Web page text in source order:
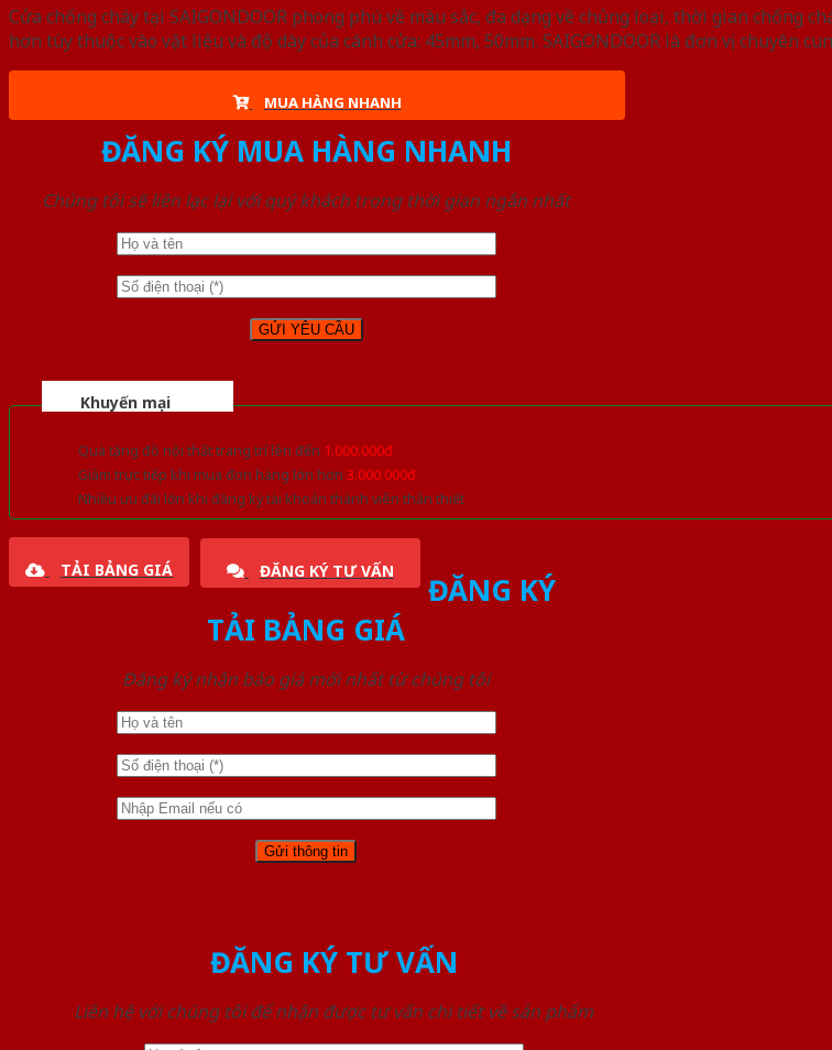
Cửa chống cháy tại SAIGONDOOR phong phú về màu sắc, đa dạng về chủng loại, thời gian chống
hơn tùy thuộc vào vật liệu và độ dày của cánh cửa: 45mm, 50mm. SAIGONDOOR là đơn vị chuyên
MUA HÀNG NHANH
ĐĂNG KÝ MUA HÀNG NHANH
Chúng tôi sẽ liên lạc lại với quý khách trong thời gian ngắn nhất
Khuyến mại
Quà tặng đồ nội thất trang trí lên đến 1.000.000đ
Giảm trực tiếp khi mua đơn hàng lớn hơn 3.000.000đ
Nhiều ưu đãi lớn khi đăng ký tài khoản thành viên thân thiết
TẢI BẢNG GIÁ ĐĂNG KÝ TƯ VẤN
ĐĂNG KÝ
TẢI BẢNG GIÁ
Đăng ký nhận báo giá mới nhất từ chúng tôi
ĐĂNG KÝ TƯ VẤN
Liên hệ với chúng tôi để nhận được tư vấn chi tiết về sản phẩm